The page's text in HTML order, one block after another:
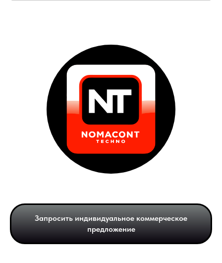
Запросить индивидуальное коммерческое
предложение